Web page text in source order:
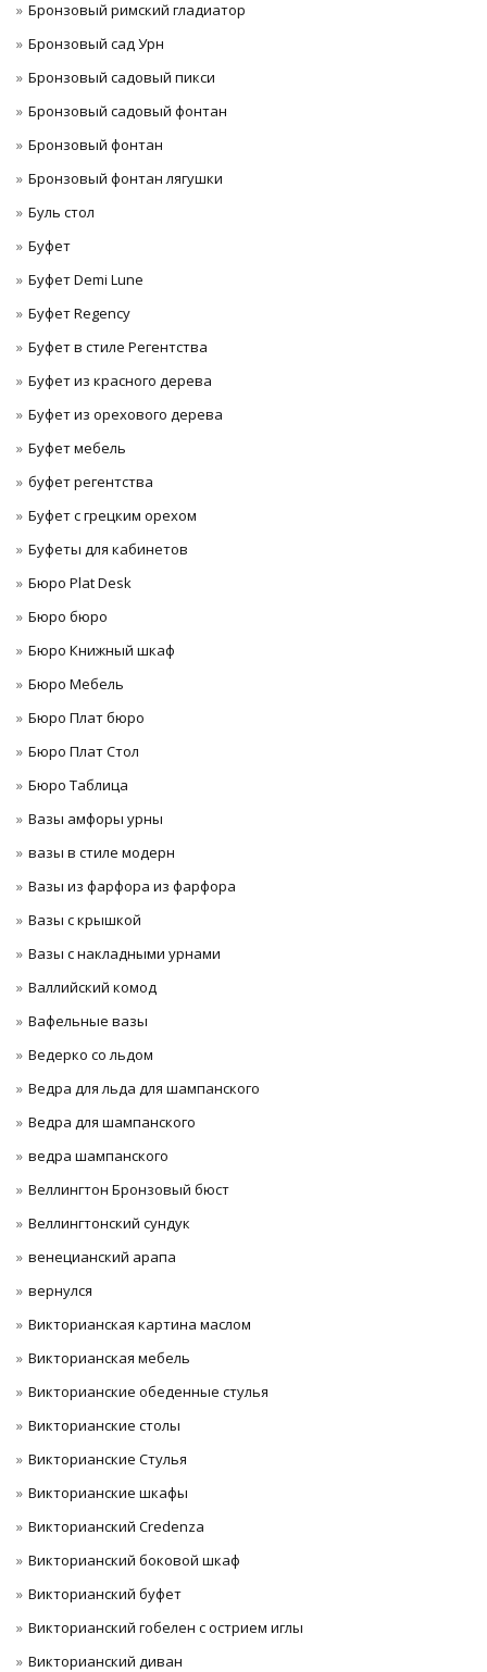
Бронзовый римский гладиатор
Бронзовый сад Урн
Бронзовый садовый пикси
Бронзовый садовый фонтан
Бронзовый фонтан
Бронзовый фонтан лягушки
Буль стол
Буфет
Буфет Demi Lune
Буфет Regency
Буфет в стиле Регентства
Буфет из красного дерева
Буфет из орехового дерева
Буфет мебель
буфет регентства
Буфет с грецким орехом
Буфеты для кабинетов
Бюро Plat Desk
Бюро бюро
Бюро Книжный шкаф
Бюро Мебель
Бюро Плат бюро
Бюро Плат Стол
Бюро Таблица
Вазы амфоры урны
вазы в стиле модерн
Вазы из фарфора из фарфора
Вазы с крышкой
Вазы с накладными урнами
Валлийский комод
Вафельные вазы
Ведерко со льдом
Ведра для льда для шампанского
Ведра для шампанского
ведра шампанского
Веллингтон Бронзовый бюст
Веллингтонский сундук
венецианский арапа
вернулся
Викторианская картина маслом
Викторианская мебель
Викторианские обеденные стулья
Викторианские столы
Викторианские Стулья
Викторианские шкафы
Викторианский Credenza
Викторианский боковой шкаф
Викторианский буфет
Викторианский гобелен с острием иглы
Викторианский диван